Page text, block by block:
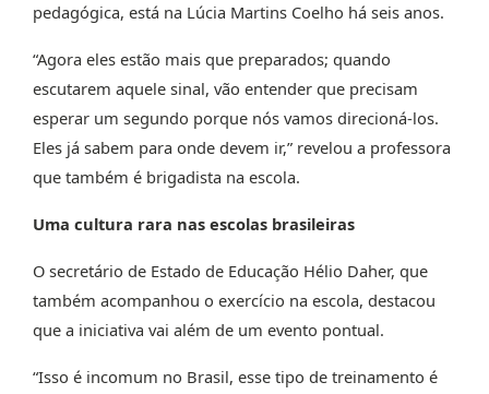
pedagógica, está na Lúcia Martins Coelho há seis anos.
“Agora eles estão mais que preparados; quando
escutarem aquele sinal, vão entender que precisam
esperar um segundo porque nós vamos direcioná-los.
Eles já sabem para onde devem ir,” revelou a professora
que também é brigadista na escola.
Uma cultura rara nas escolas brasileiras
O secretário de Estado de Educação Hélio Daher, que
também acompanhou o exercício na escola, destacou
que a iniciativa vai além de um evento pontual.
“Isso é incomum no Brasil, esse tipo de treinamento é